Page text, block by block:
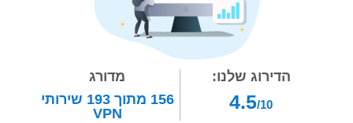
הדירוג שלנו:
4.5/10
מדורג
156 מתוך193 שירותי
VPN